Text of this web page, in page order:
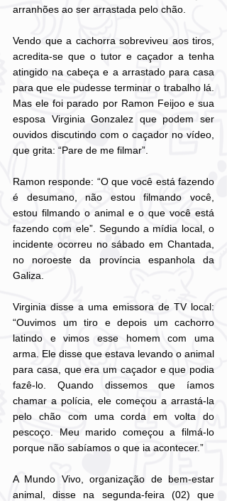
arranhões ao ser arrastada pelo chão.
Vendo que a cachorra sobreviveu aos tiros,
acredita-se que o tutor e caçador a tenha
atingido na cabeça e a arrastado para casa
para que ele pudesse terminar o trabalho lá.
Mas ele foi parado por Ramon Feijoo e sua
esposa Virginia Gonzalez que podem ser
ouvidos discutindo com o caçador no vídeo,
que grita: “Pare de me filmar”.
Ramon responde: “O que você está fazendo
é desumano, não estou filmando você,
estou filmando o animal e o que você está
fazendo com ele”. Segundo a mídia local, o
incidente ocorreu no sábado em Chantada,
no noroeste da província espanhola da
Galiza.
Virginia disse a uma emissora de TV local:
“Ouvimos um tiro e depois um cachorro
latindo e vimos esse homem com uma
arma. Ele disse que estava levando o animal
para casa, que era um caçador e que podia
fazê-lo. Quando dissemos que íamos
chamar a polícia, ele começou a arrastá-la
pelo chão com uma corda em volta do
pescoço. Meu marido começou a filmá-lo
porque não sabíamos o que ia acontecer.”
A Mundo Vivo, organização de bem-estar
animal, disse na segunda-feira (02) que